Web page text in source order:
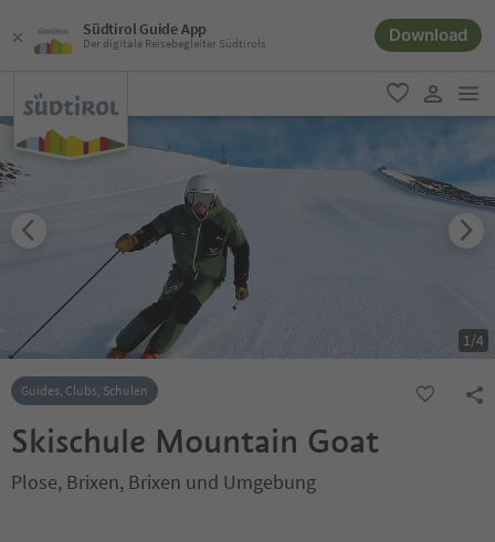
Südtirol Guide App
Der digitale Reisebegleiter Südtirols Download
favorit
user link
1/4
Guides, Clubs, Schulen
Skischule Mountain Goat
Plose, Brixen, Brixen und Umgebung